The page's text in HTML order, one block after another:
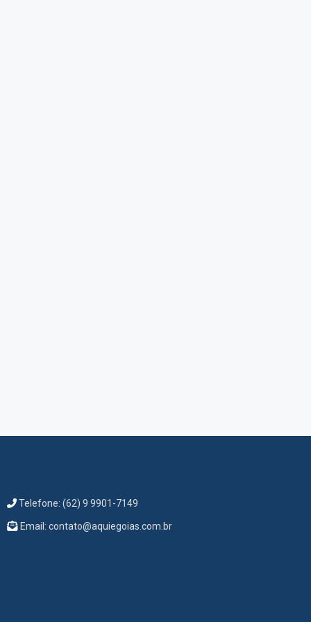
Telefone: (62) 9 9901-7149
Email: contato@aquiegoias.com.br